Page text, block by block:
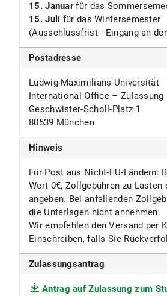
15. Januarfür das
15. Juli für das Wintersemester
(Ausschlussfrist - Eingang an
Postadresse
Ludwig-Maximilians-Universität
International Office – Zulassung
Geschwister-Scholl-Platz 1
80539 München
Hinweis
Für Post aus Nicht-EU-Ländern:
Wert 0€, Zollgebühren zu Lasten
angeben. Bei anfallenden
die Unterlagen nicht annehmen.
Wir empfehlen den Versand per
Einschreiben, falls Sie
Zulassungsantrag
Antrag auf Zulassung zum